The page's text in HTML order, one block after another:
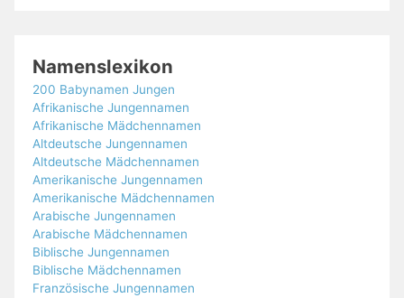
Namenslexikon
200 Babynamen Jungen
Afrikanische Jungennamen
Afrikanische Mädchennamen
Altdeutsche Jungennamen
Altdeutsche Mädchennamen
Amerikanische Jungennamen
Amerikanische Mädchennamen
Arabische Jungennamen
Arabische Mädchennamen
Biblische Jungennamen
Biblische Mädchennamen
Französische Jungennamen